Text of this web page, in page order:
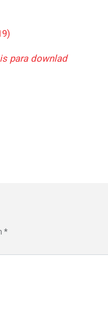
para downlad
*